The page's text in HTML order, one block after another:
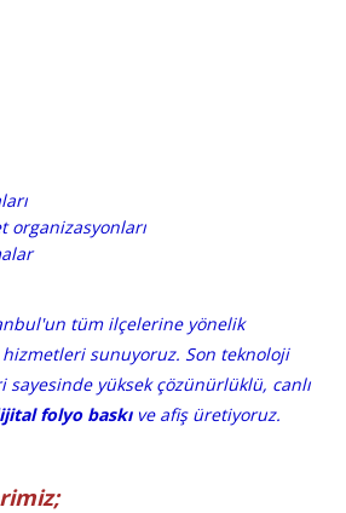
organizasyonları
tüm ilçelerine yönelik
hizmetleri sunuyoruz. Son teknoloji
sayesinde yüksek çözünürlüklü, canlı
folyo baskıve afiş üretiyoruz.